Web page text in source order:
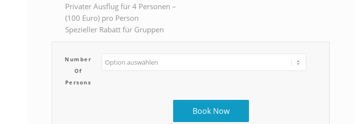
Privater Ausflug für 4 Personen –
(100 Euro) pro Person
Spezieller Rabatt für Gruppen
Number
Of
Persons
Book Now